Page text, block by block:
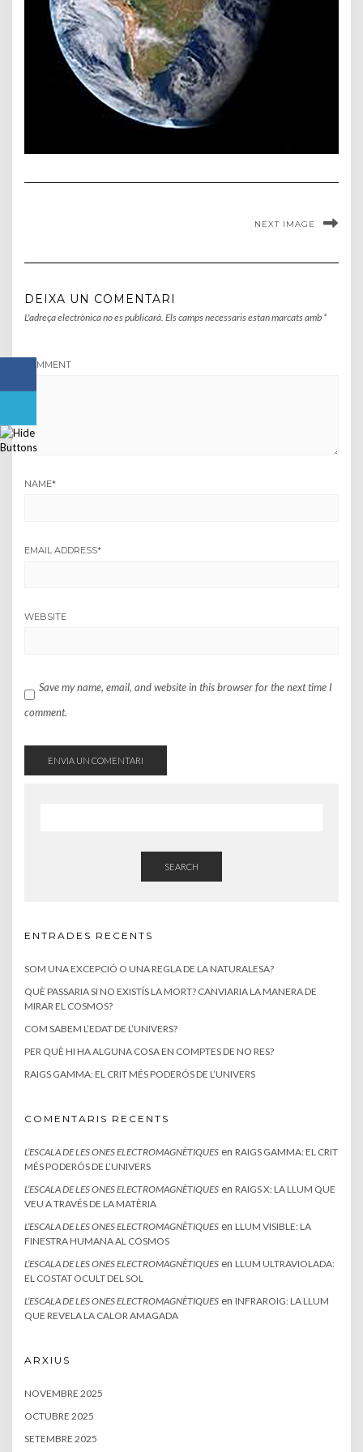
NEXT IMAGE
DEIXA UN COMENTARI
L'adreça electrònica no es publicarà. Els camps necessaris estan marcats amb *
COMMENT
NAME*
EMAIL ADDRESS*
WEBSITE
Save my name, email, and website in this browser for the next time I
comment.
SEARCH
ENTRADES RECENTS
SOM UNA EXCEPCIÓ O UNA REGLA DE LA NATURALESA?
QUÈ PASSARIA SI NO EXISTÍS LA MORT? CANVIARIA LA MANERA DE
MIRAR EL COSMOS?
COM SABEM L’EDAT DE L’UNIVERS?
PER QUÈ HI HA ALGUNA COSA EN COMPTES DE NO RES?
RAIGS GAMMA: EL CRIT MÉS PODERÓS DE L’UNIVERS
COMENTARIS RECENTS
L’ESCALA DE LES ONES ELECTROMAGNÈTIQUES en RAIGS GAMMA: EL CRIT
MÉS PODERÓS DE L’UNIVERS
L’ESCALA DE LES ONES ELECTROMAGNÈTIQUES en RAIGS X: LA LLUM QUE
VEU A TRAVÉS DE LA MATÈRIA
L’ESCALA DE LES ONES ELECTROMAGNÈTIQUES en LLUM VISIBLE: LA
FINESTRA HUMANA AL COSMOS
L’ESCALA DE LES ONES ELECTROMAGNÈTIQUES en LLUM ULTRAVIOLADA:
EL COSTAT OCULT DEL SOL
L’ESCALA DE LES ONES ELECTROMAGNÈTIQUES en INFRAROIG: LA LLUM
QUE REVELA LA CALOR AMAGADA
ARXIUS
NOVEMBRE 2025
OCTUBRE 2025
SETEMBRE 2025